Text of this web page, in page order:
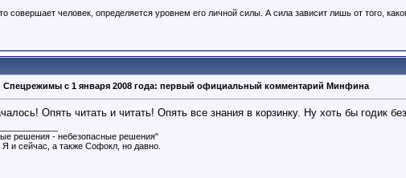
совершает человек, определяется уровнем его личной силы. А сила зависит лишь от того,
Спецрежимы с 1 января 2008 года: первый официальный комментарий Минфина
Опять читать и читать! Опять все знания в корзинку. Ну хоть бы годик
решения - небезопасные решения"
Я и сейчас, а также Софокл, но давно.